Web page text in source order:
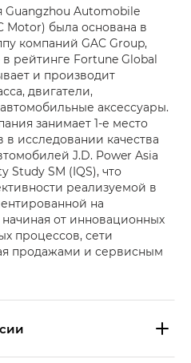
Guangzhou Automobile
Motor) была основана в
компаний GAC Group,
рейтинге Fortune Global
и производит
двигатели,
аксессуары.
занимает 1-е место
исследовании качества
J.D. Power Asia
Study SM (IQS), что
реализуемой в
на
от инновационных
процессов, сети
продажами и сервисным